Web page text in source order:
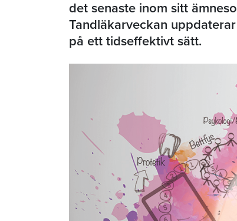
det senaste inom sitt
Tandläkarveckan
på ett tidseffektivt sätt.